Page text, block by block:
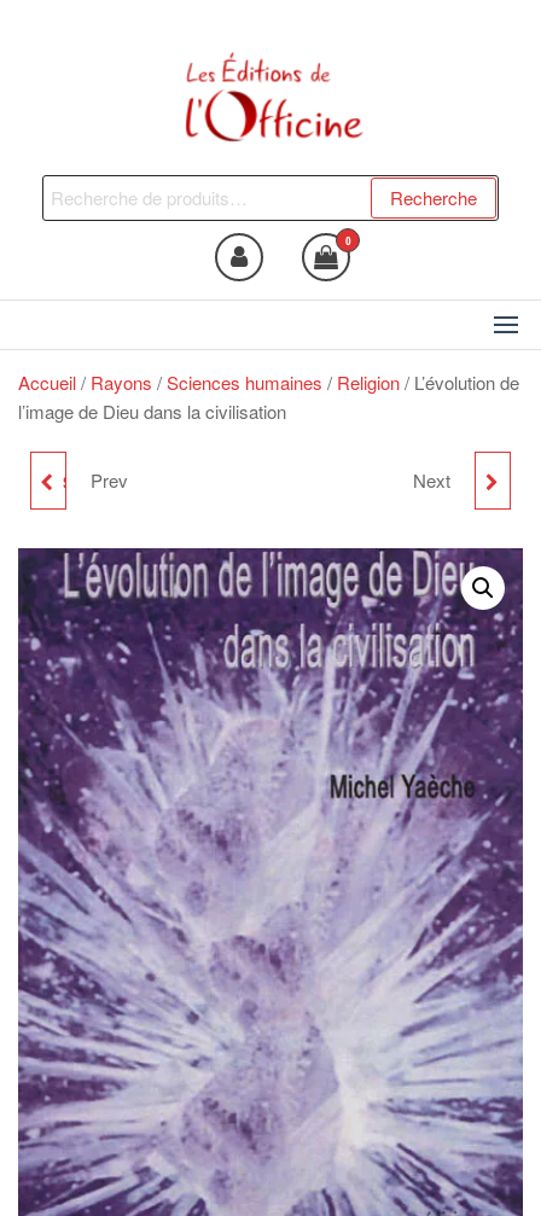
Les Editions de l'Officine
du bien !
Recherche
pour :
Recherche
0
Accueil/ Rayons /Sciences humaines / Religion/ L’évolution de
l’image de Dieu dans la civilisation
SORTIE ÉCOLO À FAIRE
Prev CINQUANTE ANS
DE TRANSFUSION
SANGUINE DU LOT :
1949-1999
Next